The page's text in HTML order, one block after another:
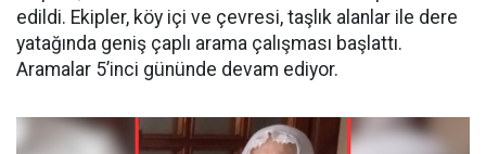
edildi. Ekipler, köy içi ve çevresi, taşlık alanlar ile dere
yatağında geniş çaplı arama çalışması başlattı.
Aramalar 5’inci gününde devam ediyor.